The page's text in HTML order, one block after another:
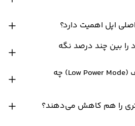
اپل اهمیت دارد؟
را بین چند درصد نگه
فعال‌سازی حالت کم‌مصرف (Low Power Mode) چه
را هم کاهش می‌دهند؟